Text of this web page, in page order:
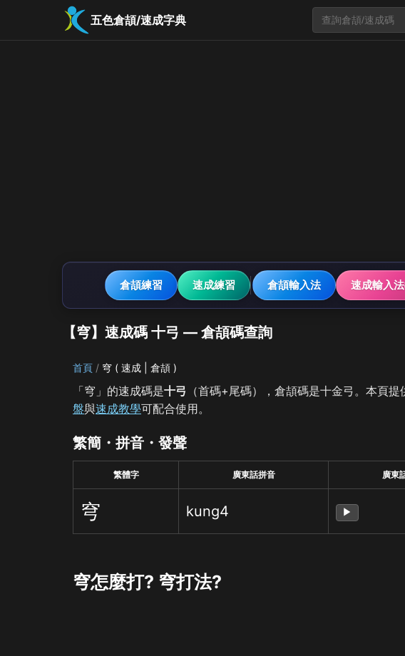
五色倉頡/速成字典
倉頡練習 速成練習 倉頡輸入法 速成輸入
【穹】速成碼 十弓 — 倉頡碼查詢
首頁 穹 ( 速成 | 倉頡 )
「穹」的速成碼是十弓 （首碼+尾碼），倉頡碼是十金弓。本頁
盤與速成教學可配合使用。
繁簡・拼音・發聲
繁體字 廣東話拼音 廣東
穹 kung4 ▶
穹怎麼打? 穹打法?